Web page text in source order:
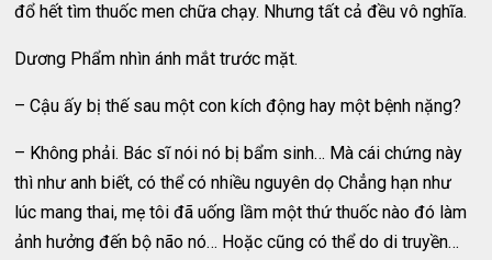
đổ hết tìm thuốc men chữa chạy. Nhưng tất cả đều vô nghĩa.
Dương Phẩm nhìn ánh mắt trước mặt.
– Cậu ấy bị thế sau một con kích động hay một bệnh nặng?
– Không phải. Bác sĩ nói nó bị bẩm sinh… Mà cái chứng này
thì như anh biết, có thể có nhiều nguyên dọ Chẳng hạn như
lúc mang thai, mẹ tôi đã uống lầm một thứ thuốc nào đó làm
ảnh hưởng đến bộ não nó… Hoặc cũng có thể do di truyền…